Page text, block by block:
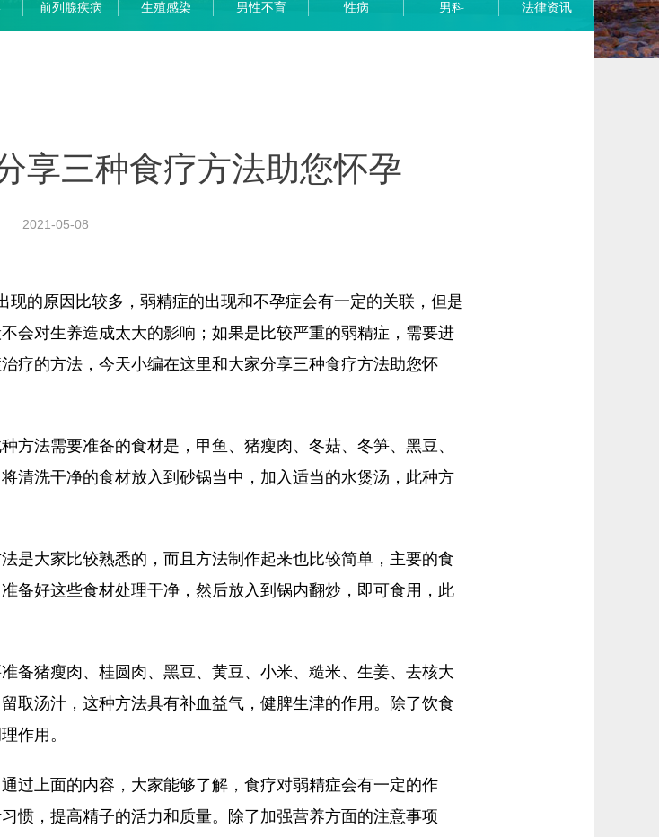
前列腺疾病 生殖感染 男性不育 性病 男科 法律资讯
享三种食疗方法助您怀孕
2021-05-08
的原因比较多，弱精症的出现和不孕症会有一定的关联，但是
会对生养造成太大的影响；如果是比较严重的弱精症，需要进
疗的方法，今天小编在这里和大家分享三种食疗方法助您怀
法需要准备的食材是，甲鱼、猪瘦肉、冬菇、冬笋、黑豆、
清洗干净的食材放入到砂锅当中，加入适当的水煲汤，此种方
大家比较熟悉的，而且方法制作起来也比较简单，主要的食
备好这些食材处理干净，然后放入到锅内翻炒，即可食用，此
猪瘦肉、桂圆肉、黑豆、黄豆、小米、糙米、生姜、去核大
取汤汁，这种方法具有补血益气，健脾生津的作用。除了饮食
作用。
上面的内容，大家能够了解，食疗对弱精症会有一定的作
惯，提高精子的活力和质量。除了加强营养方面的注意事项